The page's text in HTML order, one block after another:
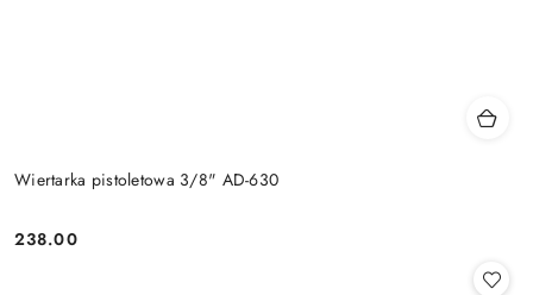
Wiertarka pistoletowa 3/8" AD-630
Cena:
238.00